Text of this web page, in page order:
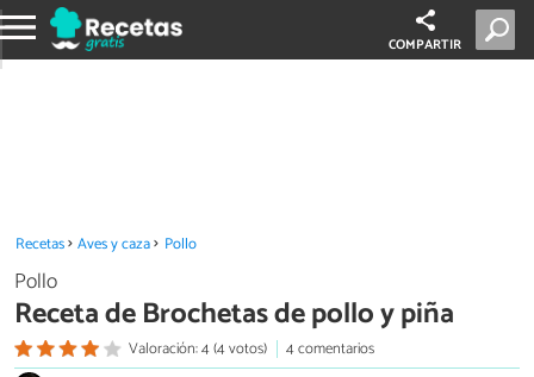
COMPARTIR
Recetas Aves y caza Pollo
Pollo
Receta de Brochetas de pollo y piña
Valoración: 4 (4 votos)
4 comentarios